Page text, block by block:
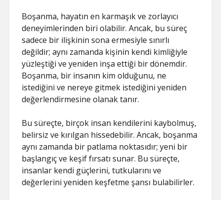
Boşanma, hayatın en karmaşık ve zorlayıcı
deneyimlerinden biri olabilir. Ancak, bu süreç
sadece bir ilişkinin sona ermesiyle sınırlı
değildir; aynı zamanda kişinin kendi kimliğiyle
yüzleştiği ve yeniden inşa ettiği bir dönemdir.
Boşanma, bir insanın kim olduğunu, ne
istediğini ve nereye gitmek istediğini yeniden
değerlendirmesine olanak tanır.
Bu süreçte, birçok insan kendilerini kaybolmuş,
belirsiz ve kırılgan hissedebilir. Ancak, boşanma
aynı zamanda bir patlama noktasıdır; yeni bir
başlangıç ve keşif fırsatı sunar. Bu süreçte,
insanlar kendi güçlerini, tutkularını ve
değerlerini yeniden keşfetme şansı bulabilirler.